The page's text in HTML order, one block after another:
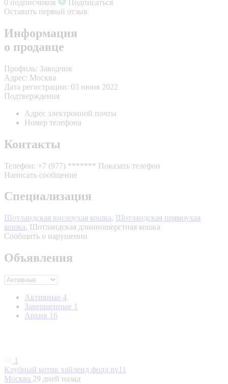
0 подписчиков
Подписаться
Оставить первый отзыв
Информация
о продавце
Профиль: Заводчик
Адрес: Москва
Дата регистрации: 03 июня 2022
Подтверждения
Адрес электронной почты
Номер телефона
Контакты
Телефон: +7 (977) ******* Показать телефон
Написать сообщение
Специализация
Шотландская вислоухая кошка, Шотландская прямоухая
кошка, Шотландская длинношерстная кошка
Сообщить о нарушении
Объявления
Активные 4
Завершенные 1
Архив 16
1
Клубный котик хайленд фолд ny11
Москва 29 дней назад